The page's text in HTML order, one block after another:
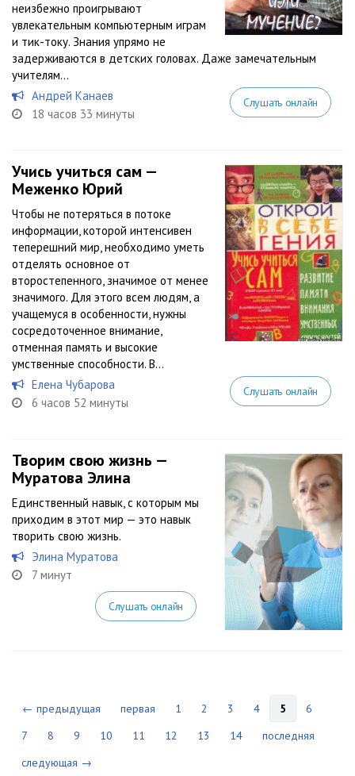
неизбежно проигрывают
увлекательным компьютерным играм
и тик-току. Знания упрямо не
задерживаются в детских головах. Даже замечательным
учителям...
Андрей Канаев
18 часов 33 минуты
Слушать онлайн
Учись учиться сам —
Меженко Юрий
Чтобы не потеряться в потоке
информации, которой интенсивен
теперешний мир, необходимо уметь
отделять основное от
второстепенного, значимое от менее
значимого. Для этого всем людям, а
учащемуся в особенности, нужны
сосредоточенное внимание,
отменная память и высокие
умственные способности. В...
Елена Чубарова
6 часов 52 минуты
Слушать онлайн
Творим свою жизнь —
Муратова Элина
Единственный навык, с которым мы
приходим в этот мир — это навык
творить свою жизнь.
Элина Муратова
7 минут
Слушать онлайн
← предыдущая первая 1 2 3 4 5
6
7
8 9 10 11 12 13 14
последняя
следующая →